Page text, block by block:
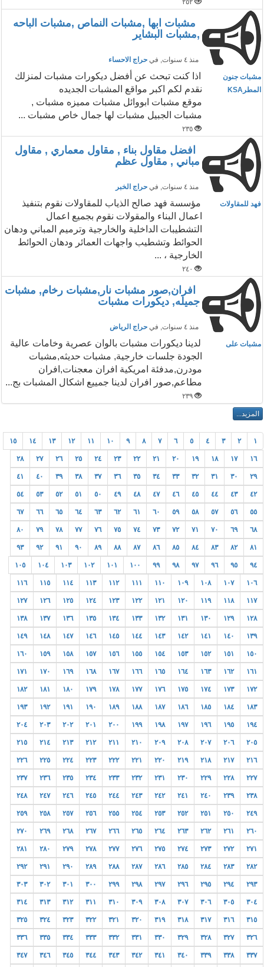
٢٥٢
مشبات ابها ,مشبات النماص ,مشبات الباحه
,مشبات البشاير
منذ ٤ سنوات , في حراج الاحساء
مشبات جنون
المطرKSA
اذا كنت تبحث عن أفضل ديكورات مشبات لمنزلك
نقدم لكم اكبر مواقع المشبات الجديده
موقع مشبات ابووائل مشبات مميزه مشبات ,
مشبات الجبيل مشبات لها جمال خاص مشبات ...
٢٣٥
افضل مقاول بناء , مقاول معماري , مقاول
مباني , مقاول عظم
منذ ٤ سنوات , في حراج الخبر
فهد للمقاولات
مؤسسة فهد صالح الذياب للمقاولات نقوم بتنفيذ
اعمال البناء والمقولات نقوم بجميع اعمال
التشطيبات الداخلية والخارجية وترميم المباني ودهان
الحوائط وتشطيب واجهات العمائر ودهان الحوائط
الخارجية ، ...
٢٤٠
افران,صور مشبات نار,مشبات رخام, مشبات
جميله, ديكورات مشبات
منذ ٤ سنوات , في حراج الرياض
مشبات على
لدينا ديكورات مشبات بالوان عصرية وخامات عالية
الجودة جلسات خارجية, مشبات حديثه,مشبات
مودرن,مدفئة امريكية افران معجنات,افران
مطاعم,صور افران لدينا جمييع اشكال المشبات بج...
٢٣٩
١ ٢ ٣ ٤ ٥ ٦ ٧ ٨ ٩ ١٠ ١١ ١٢ ١٣ ١٤ ١٥
١٦ ١٧ ١٨ ١٩ ٢٠ ٢١ ٢٢ ٢٣ ٢٤ ٢٥ ٢٦ ٢٧ ٢٨
٢٩ ٣٠ ٣١ ٣٢ ٣٣ ٣٤ ٣٥ ٣٦ ٣٧ ٣٨ ٣٩ ٤٠ ٤١
٤٢ ٤٣ ٤٤ ٤٥ ٤٦ ٤٧ ٤٨ ٤٩ ٥٠ ٥١ ٥٢ ٥٣ ٥٤
٥٥ ٥٦ ٥٧ ٥٨ ٥٩ ٦٠ ٦١ ٦٢ ٦٣ ٦٤ ٦٥ ٦٦ ٦٧
٦٨ ٦٩ ٧٠ ٧١ ٧٢ ٧٣ ٧٤ ٧٥ ٧٦ ٧٧ ٧٨ ٧٩ ٨٠
٨١ ٨٢ ٨٣ ٨٤ ٨٥ ٨٦ ٨٧ ٨٨ ٨٩ ٩٠ ٩١ ٩٢ ٩٣
٩٤ ٩٥ ٩٦ ٩٧ ٩٨ ٩٩ ١٠٠ ١٠١ ١٠٢ ١٠٣ ١٠٤ ١٠٥
١٠٦ ١٠٧ ١٠٨ ١٠٩ ١١٠ ١١١ ١١٢ ١١٣ ١١٤ ١١٥ ١١٦
١١٧ ١١٨ ١١٩ ١٢٠ ١٢١ ١٢٢ ١٢٣ ١٢٤ ١٢٥ ١٢٦ ١٢٧
١٢٨ ١٢٩ ١٣٠ ١٣١ ١٣٢ ١٣٣ ١٣٤ ١٣٥ ١٣٦ ١٣٧ ١٣٨
١٣٩ ١٤٠ ١٤١ ١٤٢ ١٤٣ ١٤٤ ١٤٥ ١٤٦ ١٤٧ ١٤٨ ١٤٩
١٥٠ ١٥١ ١٥٢ ١٥٣ ١٥٤ ١٥٥ ١٥٦ ١٥٧ ١٥٨ ١٥٩ ١٦٠
١٦١ ١٦٢ ١٦٣ ١٦٤ ١٦٥ ١٦٦ ١٦٧ ١٦٨ ١٦٩ ١٧٠ ١٧١
١٧٢ ١٧٣ ١٧٤ ١٧٥ ١٧٦ ١٧٧ ١٧٨ ١٧٩ ١٨٠ ١٨١ ١٨٢
١٨٣ ١٨٤ ١٨٥ ١٨٦ ١٨٧ ١٨٨ ١٨٩ ١٩٠ ١٩١ ١٩٢ ١٩٣
١٩٤ ١٩٥ ١٩٦ ١٩٧ ١٩٨ ١٩٩ ٢٠٠ ٢٠١ ٢٠٢ ٢٠٣ ٢٠٤
٢٠٥ ٢٠٦ ٢٠٧ ٢٠٨ ٢٠٩ ٢١٠ ٢١١ ٢١٢ ٢١٣ ٢١٤ ٢١٥
٢١٦ ٢١٧ ٢١٨ ٢١٩ ٢٢٠ ٢٢١ ٢٢٢ ٢٢٣ ٢٢٤ ٢٢٥ ٢٢٦
٢٢٧ ٢٢٨ ٢٢٩ ٢٣٠ ٢٣١ ٢٣٢ ٢٣٣ ٢٣٤ ٢٣٥ ٢٣٦ ٢٣٧
٢٣٨ ٢٣٩ ٢٤٠ ٢٤١ ٢٤٢ ٢٤٣ ٢٤٤ ٢٤٥ ٢٤٦ ٢٤٧ ٢٤٨
٢٤٩ ٢٥٠ ٢٥١ ٢٥٢ ٢٥٣ ٢٥٤ ٢٥٥ ٢٥٦ ٢٥٧ ٢٥٨ ٢٥٩
٢٦٠ ٢٦١ ٢٦٢ ٢٦٣ ٢٦٤ ٢٦٥ ٢٦٦ ٢٦٧ ٢٦٨ ٢٦٩ ٢٧٠
٢٧١ ٢٧٢ ٢٧٣ ٢٧٤ ٢٧٥ ٢٧٦ ٢٧٧ ٢٧٨ ٢٧٩ ٢٨٠ ٢٨١
٢٨٢ ٢٨٣ ٢٨٤ ٢٨٥ ٢٨٦ ٢٨٧ ٢٨٨ ٢٨٩ ٢٩٠ ٢٩١ ٢٩٢
٢٩٣ ٢٩٤ ٢٩٥ ٢٩٦ ٢٩٧ ٢٩٨ ٢٩٩ ٣٠٠ ٣٠١ ٣٠٢ ٣٠٣
٣٠٤ ٣٠٥ ٣٠٦ ٣٠٧ ٣٠٨ ٣٠٩ ٣١٠ ٣١١ ٣١٢ ٣١٣ ٣١٤
٣١٥ ٣١٦ ٣١٧ ٣١٨ ٣١٩ ٣٢٠ ٣٢١ ٣٢٢ ٣٢٣ ٣٢٤ ٣٢٥
٣٢٦ ٣٢٧ ٣٢٨ ٣٢٩ ٣٣٠ ٣٣١ ٣٣٢ ٣٣٣ ٣٣٤ ٣٣٥ ٣٣٦
٣٣٧ ٣٣٨ ٣٣٩ ٣٤٠ ٣٤١ ٣٤٢ ٣٤٣ ٣٤٤ ٣٤٥ ٣٤٦ ٣٤٧